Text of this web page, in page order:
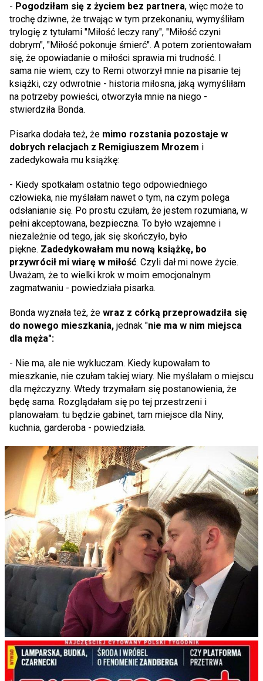
- Pogodziłam się z życiem bez partnera, więc może to
trochę dziwne, że trwając w tym przekonaniu, wymyśliłam
trylogię z tytułami "Miłość leczy rany", "Miłość czyni
dobrym", "Miłość pokonuje śmierć". A potem zorientowałam
się, że opowiadanie o miłości sprawia mi trudność. I
sama nie wiem, czy to Remi otworzył mnie na pisanie tej
książki, czy odwrotnie - historia miłosna, jaką wymyśliłam
na potrzeby powieści, otworzyła mnie na niego -
stwierdziła Bonda.
Pisarka dodała też, że mimo rozstania pozostaje w
dobrych relacjach z Remigiuszem Mrozem i
zadedykowała mu książkę:
- Kiedy spotkałam ostatnio tego odpowiedniego
człowieka, nie myślałam nawet o tym, na czym polega
odsłanianie się. Po prostu czułam, że jestem rozumiana, w
pełni akceptowana, bezpieczna. To było wzajemne i
niezależnie od tego, jak się skończyło, było
piękne. Zadedykowałam mu nową książkę, bo
przywrócił mi wiarę w miłość. Czyli dał mi nowe życie.
Uważam, że to wielki krok w moim emocjonalnym
zagmatwaniu - powiedziała pisarka.
Bonda wyznała też, że wraz z córką przeprowadziła się
do nowego mieszkania, jednak "nie ma w nim miejsca
dla męża":
- Nie ma, ale nie wykluczam. Kiedy kupowałam to
mieszkanie, nie czułam takiej wiary. Nie myślałam o miejscu
dla mężczyzny. Wtedy trzymałam się postanowienia, że
będę sama. Rozglądałam się po tej przestrzeni i
planowałam: tu będzie gabinet, tam miejsce dla Niny,
kuchnia, garderoba - powiedziała.